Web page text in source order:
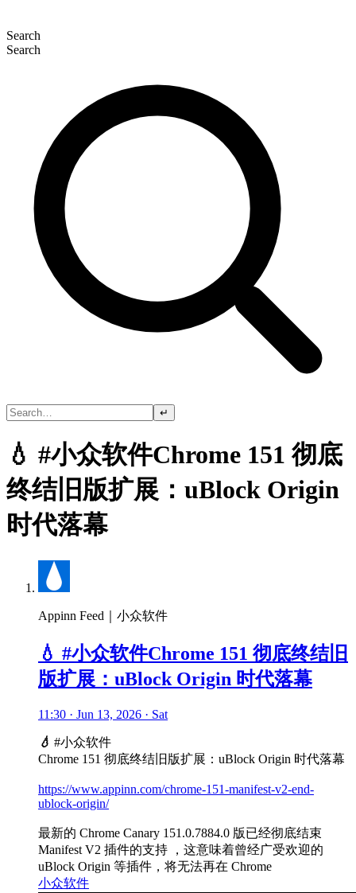
Search
Search
↵
💧 #小众软件Chrome 151 彻底
终结旧版扩展：uBlock Origin
时代落幕
Appinn Feed｜小众软件
💧 #小众软件Chrome 151 彻底终结旧
版扩展：uBlock Origin 时代落幕
11:30 · Jun 13, 2026 · Sat
💧 #小众软件
Chrome 151 彻底终结旧版扩展：uBlock Origin 时代落幕
https://www.appinn.com/chrome-151-manifest-v2-end-
ublock-origin/
最新的 Chrome Canary 151.0.7884.0 版已经彻底结束
Manifest V2 插件的支持 ，这意味着曾经广受欢迎的
uBlock Origin 等插件，将无法再在 Chrome
小众软件